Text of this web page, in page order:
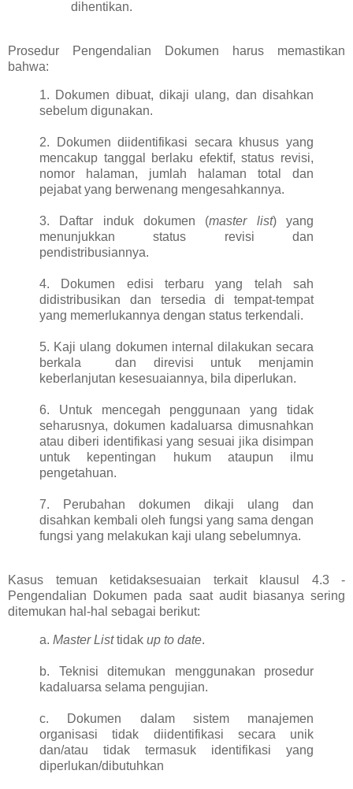
dihentikan.
Prosedur Pengendalian Dokumen harus memastikan
bahwa:
1. Dokumen dibuat, dikaji ulang, dan disahkan
sebelum digunakan.
2. Dokumen diidentifikasi secara khusus yang
mencakup tanggal berlaku efektif, status revisi,
nomor halaman, jumlah halaman total dan
pejabat yang berwenang mengesahkannya.
3. Daftar induk dokumen (master list) yang
menunjukkan status revisi dan
pendistribusiannya.
4. Dokumen edisi terbaru yang telah sah
didistribusikan dan tersedia di tempat-tempat
yang memerlukannya dengan status terkendali.
5. Kaji ulang dokumen internal dilakukan secara
berkala dan direvisi untuk menjamin
keberlanjutan kesesuaiannya, bila diperlukan.
6. Untuk mencegah penggunaan yang tidak
seharusnya, dokumen kadaluarsa dimusnahkan
atau diberi identifikasi yang sesuai jika disimpan
untuk kepentingan hukum ataupun ilmu
pengetahuan.
7. Perubahan dokumen dikaji ulang dan
disahkan kembali oleh fungsi yang sama dengan
fungsi yang melakukan kaji ulang sebelumnya.
Kasus temuan ketidaksesuaian terkait klausul 4.3 -
Pengendalian Dokumen pada saat audit biasanya sering
ditemukan hal-hal sebagai berikut:
a. Master Listtidak up to date.
b. Teknisi ditemukan menggunakan prosedur
kadaluarsa selama pengujian.
c. Dokumen dalam sistem manajemen
organisasi tidak diidentifikasi secara unik
dan/atau tidak termasuk identifikasi yang
diperlukan/dibutuhkan